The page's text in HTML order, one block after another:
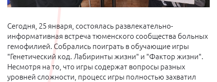
Сегодня, 25 января, состоялась развлекательно-
информативная встреча тюменского сообщества больных
гемофилией. Собрались поиграть в обучающие игры
"Генетический код. Лабиринты жизни" и "Фактор жизни".
Несмотря на то, что игры содержат вопросы разных
уровней сложности, процесс игры полностью захватил